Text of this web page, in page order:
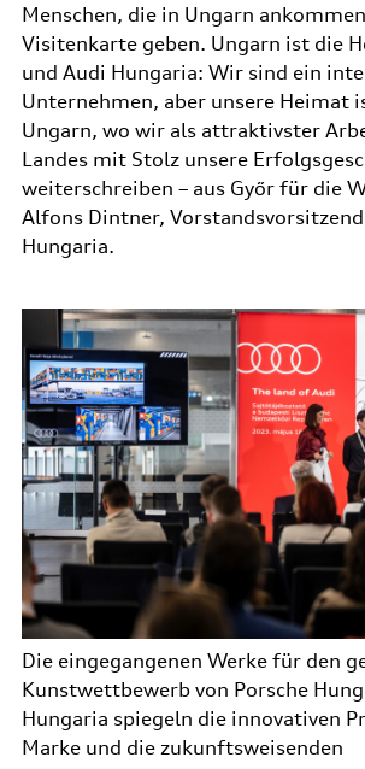
Menschen, die in Ungarn
Visitenkarte geben. Ungarn ist die
und Audi Hungaria: Wir sind ein
Unternehmen, aber unsere Heimat
Ungarn, wo wir als attraktivster
Landes mit Stolz unsere
weiterschreiben – aus Győr für die
Alfons Dintner,
Hungaria.
Die eingegangenen Werke für den
Kunstwettbewerb von Porsche
Hungaria spiegeln die innovativen
Marke und die zukunftsweisenden